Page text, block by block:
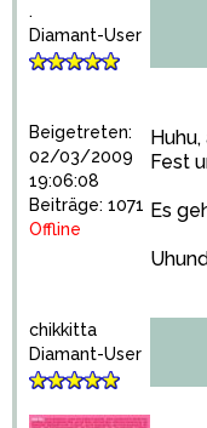
.
Diamant-User
Beigetreten:
02/03/2009
19:06:08
Beiträge: 1071
Offline
Fest
Es
chikkitta
Diamant-User